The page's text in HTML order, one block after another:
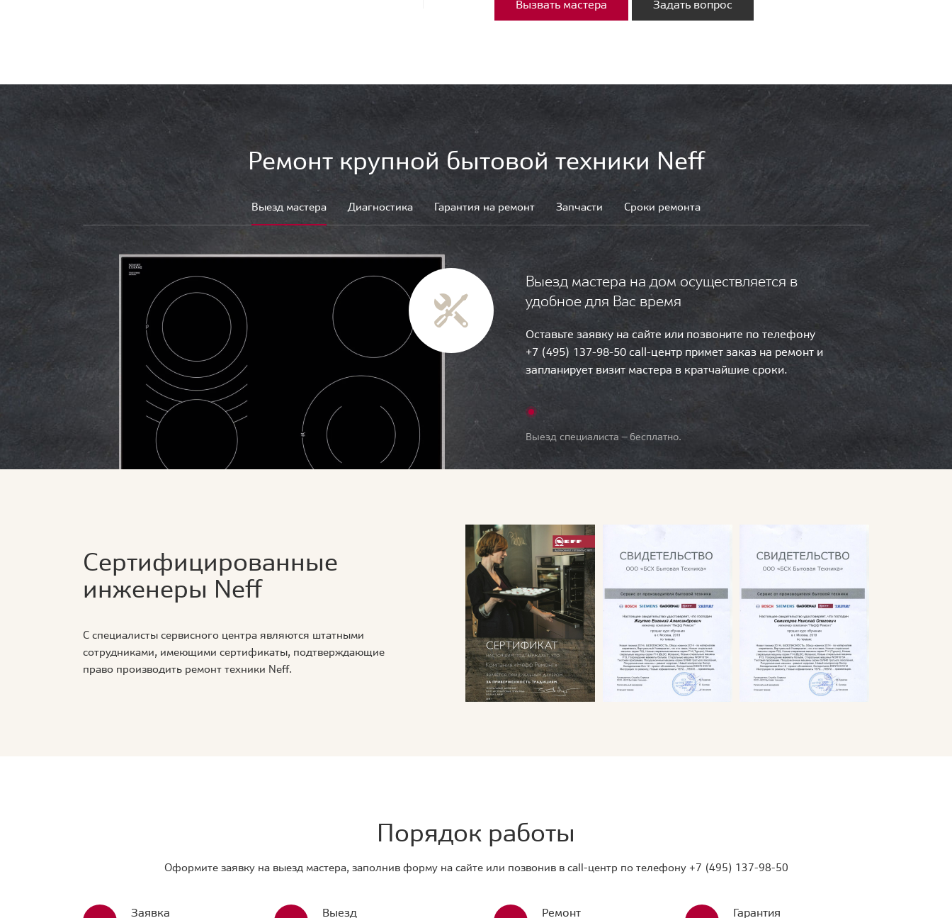
Вызвать мастера Задать вопрос
Ремонт крупной бытовой техники Neff
Выезд мастера Диагностика Гарантия на ремонт Запчасти Сроки ремонта
Выезд мастера на дом осуществляется в
удобное для Вас время
Оставьте заявку на сайте или позвоните по телефону
+7 (495) 137-98-50 call-центр примет заказ на ремонт и
запланирует визит мастера в кратчайшие сроки.
Выезд специалиста — бесплатно.
Сертифицированные
инженеры Neff
С специалисты сервисного центра являются штатными
сотрудниками, имеющими сертификаты, подтверждающие
право производить ремонт техники Neff.
Порядок работы
Оформите заявку на выезд мастера, заполнив форму на сайте или позвонив в call-центр по телефону +7 (495) 137-98-50
Заявка Выезд Ремонт Гарантия